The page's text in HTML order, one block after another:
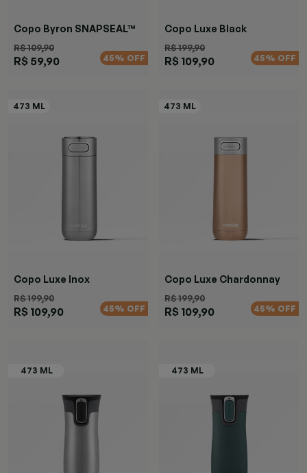
Copo Byron SNAPSEAL™
R$ 109,90
R$ 59,90 45% OFF
Copo Luxe Black
R$ 199,90
R$ 109,90 45% OFF
Copo Luxe Inox
R$ 199,90
R$ 109,90 45% OFF
Copo Luxe Chardonnay
R$ 199,90
R$ 109,90 45% OFF